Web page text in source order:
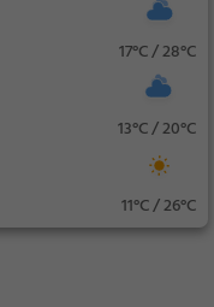
17°C / 28°C
13°C / 20°C
11°C / 26°C